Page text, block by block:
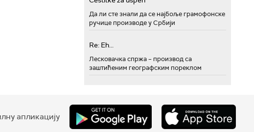
Да ли сте знали да се најбоље грамофонске
ручице производе у Србији
Re: Eh...
Лесковачка спржа – производ са
заштићеним географским пореклом
апликацију